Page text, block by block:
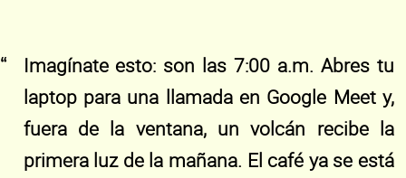
Imagínate esto: son las 7:00 a.m. Abres tu
laptop para una llamada en Google Meet y,
fuera de la ventana, un volcán recibe la
primera luz de la mañana. El café ya se está